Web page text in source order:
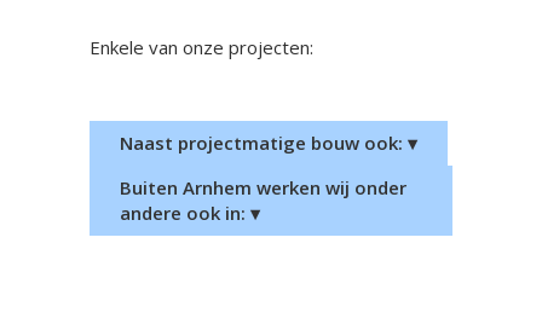
Enkele van onze projecten:
Naast projectmatige bouw ook: ▾
Buiten Arnhem werken wij onder
andere ook in: ▾